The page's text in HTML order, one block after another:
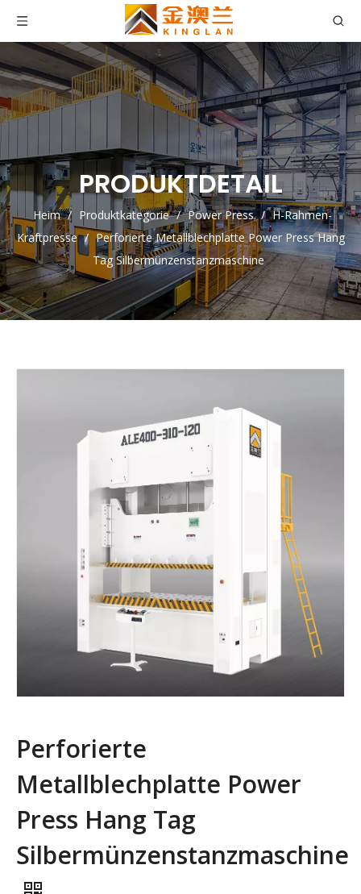
PRODUKTDETAIL
Heim / Produktkategorie / Power Press / H-Rahmen-
Kraftpresse / Perforierte Metallblechplatte Power Press Hang
Tag Silbermünzenstanzmaschine
Perforierte
Metallblechplatte Power
Press Hang Tag
Silbermünzenstanzmaschine